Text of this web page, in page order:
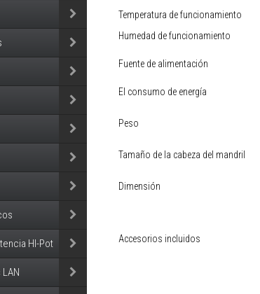
HI-Pot
Temperatura de funcionamiento
Humedad de funcionamiento
Fuente de alimentación
El consumo de energía
Peso
Tamaño de la cabeza del mandril
Dimensión
Accesorios incluidos